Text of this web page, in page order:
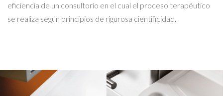
eficiencia de un consultorio en el cual el proceso terapéutico
se realiza según principios de rigurosa cientificidad.